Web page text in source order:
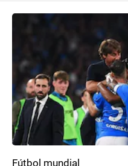
Fútbol mundial